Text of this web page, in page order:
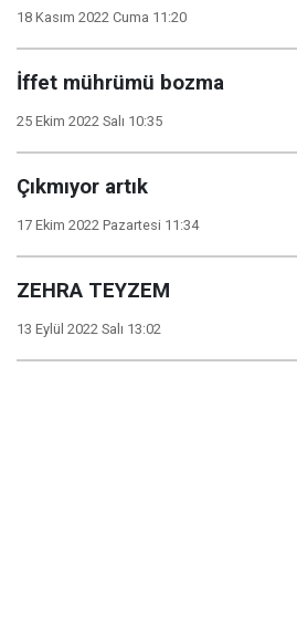
18 Kasım 2022 Cuma 11:20
İffet mührümü bozma
25 Ekim 2022 Salı 10:35
Çıkmıyor artık
17 Ekim 2022 Pazartesi 11:34
ZEHRA TEYZEM
13 Eylül 2022 Salı 13:02